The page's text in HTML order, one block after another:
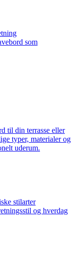
som
til din terrasse eller
typer, materialer og
uderum.
stilarter
og hverdag